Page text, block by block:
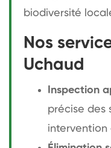
biodiversité
Nos
Uchaud
Inspection
précise des
intervention